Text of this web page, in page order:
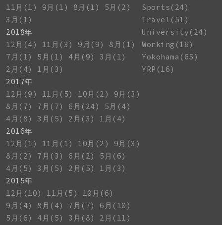
11月(1)
9月(1) 8月(1)
5月(2)
3月(1)
2018年
12月(4)
11月(3) 9月(9)
8月(1)
7月(1)
5月(1) 4月(9)
3月(1)
2月(4)
1月(3)
2017年
12月(9)
11月(5) 10月(2)
9月(3)
8月(7)
7月(7) 6月(24)
5月(4)
4月(8)
3月(5) 2月(3)
1月(4)
2016年
12月(1)
11月(1) 10月(2)
9月(3)
8月(2)
7月(3) 6月(2)
5月(6)
4月(5)
3月(5) 2月(5)
1月(3)
2015年
12月(10)
11月(5)
10月(6)
9月(4)
8月(4) 7月(7)
6月(10)
5月(6)
4月(5) 3月(8)
2月(11)
Sports(24)
Travel(51)
University(24)
Working(16)
Yokohama(65)
YRP(16)